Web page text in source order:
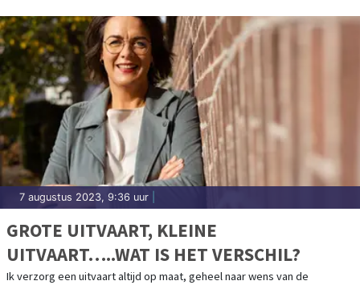
7 augustus 2023, 9:36 uur
GROTE UITVAART, KLEINE
UITVAART…..WAT IS HET VERSCHIL?
Ik verzorg een uitvaart altijd op maat, geheel naar wens van de